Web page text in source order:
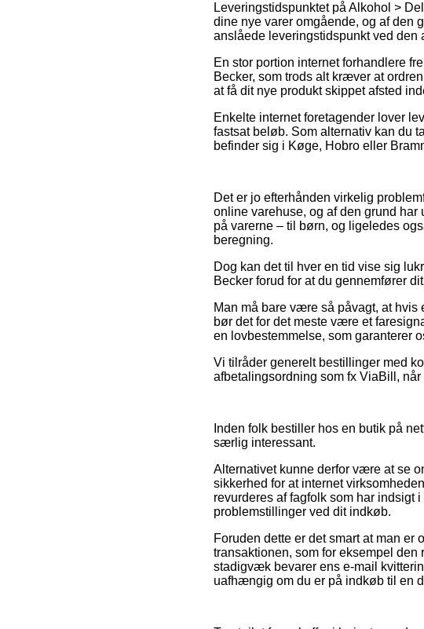
Leveringstidspunktet på Alkohol >
dine nye varer omgående, og af den
anslåede leveringstidspunkt ved den
En stor portion internet forhandlere
Becker, som trods alt kræver at
at få dit nye produkt skippet afsted
Enkelte internet foretagender lover
fastsat beløb. Som alternativ kan du
befinder sig i Køge, Hobro eller
Det er jo efterhånden virkelig
online varehuse, og af den grund
på varerne – til børn, og ligeledes
beregning.
Dog kan det til hver en tid vise sig
Becker forud for at du gennemfører
Man må bare være så påvagt, at hvis
bør det for det meste være et
en lovbestemmelse, som garanterer
Vi tilråder generelt bestillinger med
afbetalingsordning som fx ViaBill,
Inden folk bestiller hos en butik på
særlig interessant.
Alternativet kunne derfor være at se
sikkerhed for at internet
revurderes af fagfolk som har indsigt
problemstillinger ved dit indkøb.
Foruden dette er det smart at man
transaktionen, som for eksempel den
stadigvæk bevarer ens e-mail
uafhængig om du er på indkøb til en